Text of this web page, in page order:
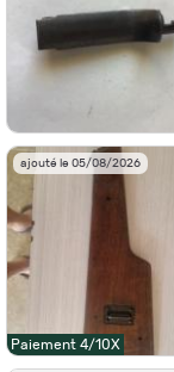
ajouté le 05/08/2026
Paiement 4/10X